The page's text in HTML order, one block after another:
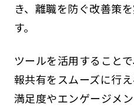
き、離職を防ぐ改善策
す。
ツールを活用すること
報共有をスムーズに行
満足度やエンゲージメ